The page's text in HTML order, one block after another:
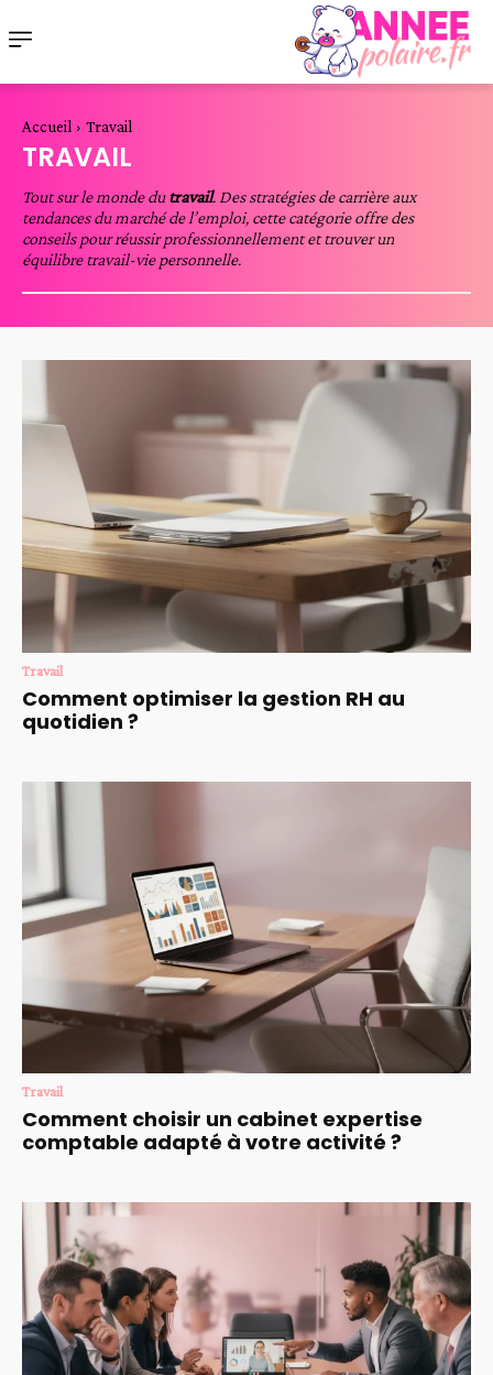
Accueil Travail
TRAVAIL
Tout sur le monde dutravail. Des stratégies de carrière aux
tendances du marché de l’emploi, cette catégorie offre des
conseils pour réussir professionnellement et trouver un
équilibre travail-vie personnelle.
Travail
Comment optimiser la gestion RH au
quotidien ?
Travail
Comment choisir un cabinet expertise
comptable adapté à votre activité ?